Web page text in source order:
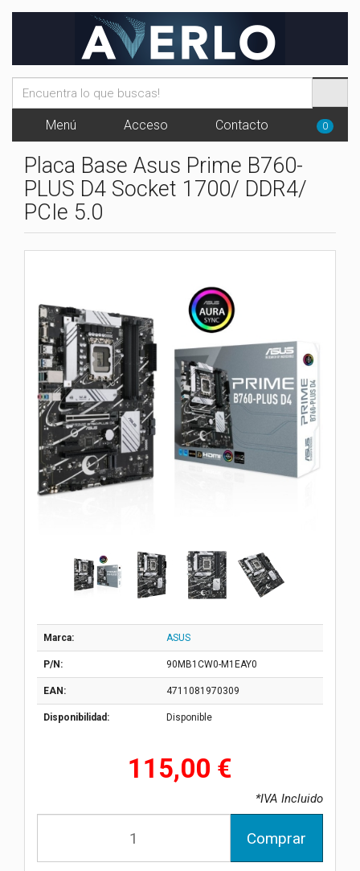
Menú Acceso Contacto 0
Placa Base Asus Prime B760-
PLUS D4 Socket 1700/ DDR4/
PCIe 5.0
Marca: ASUS
P/N: 90MB1CW0-M1EAY0
EAN: 4711081970309
Disponibilidad: Disponible
115,00 €
*IVA Incluido
Comprar